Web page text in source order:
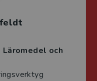
Läromedel och